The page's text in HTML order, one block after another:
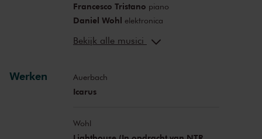
Francesco Tristano piano
Daniel Wohl elektronica
Thorwald Jørgensen
Bekijk alle musici
Werken Auerbach
Icarus
Wohl